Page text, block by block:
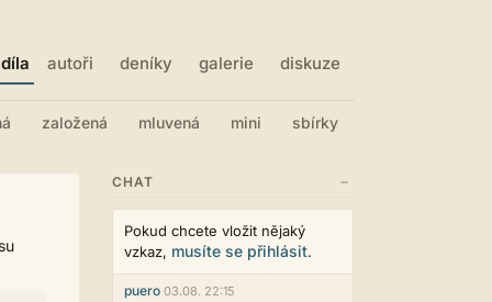
díla autoři deníky galerie diskuze
založená mluvená mini sbírky
CHAT −
Pokud chcete vložit nějaký
vzkaz, musíte se přihlásit.
puero 03.08. 22:15